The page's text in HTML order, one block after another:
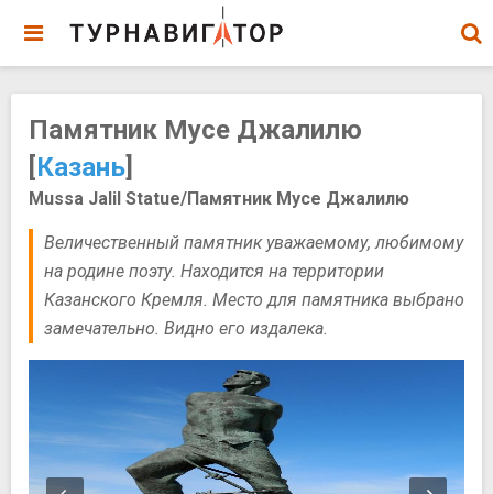
Памятник Мусе Джалилю
[Казань]
Mussa Jalil Statue/Памятник Мусе Джалилю
Величественный памятник уважаемому, любимому
на родине поэту. Находится на территории
Казанского Кремля. Место для памятника выбрано
замечательно. Видно его издалека.